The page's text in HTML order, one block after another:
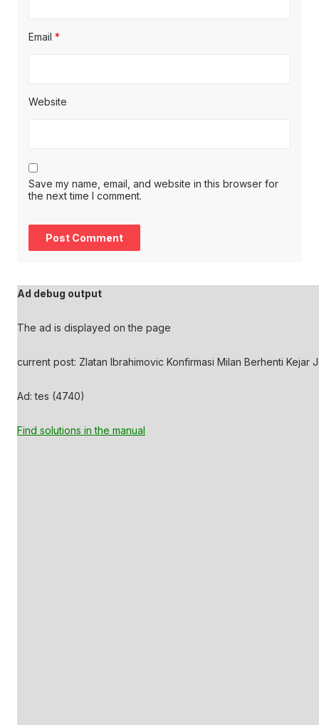
Email *
Website
Save my name, email, and website in this browser for
the next time I comment.
Ad debug output
The ad is displayed on the page
current post: Zlatan Ibrahimovic Konfirmasi Milan Berhenti Kejar
Ad: tes (4740)
Find solutions in the manual